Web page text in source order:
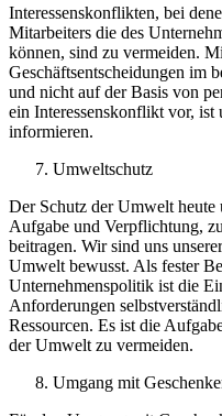
Interessenskonflikten, bei
Mitarbeiters die des
können, sind zu vermeiden.
Geschäftsentscheidungen im
und nicht auf der Basis von
ein Interessenskonflikt vor, ist
informieren.
Umweltschutz
Der Schutz der Umwelt
Aufgabe und Verpflichtung,
beitragen. Wir sind uns
Umwelt bewusst. Als fester
Unternehmenspolitik ist die
Anforderungen
Ressourcen. Es ist die
der Umwelt zu vermeiden.
Umgang mit